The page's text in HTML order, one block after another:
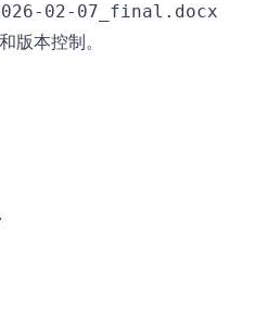
02-07_final.docx
版本控制。